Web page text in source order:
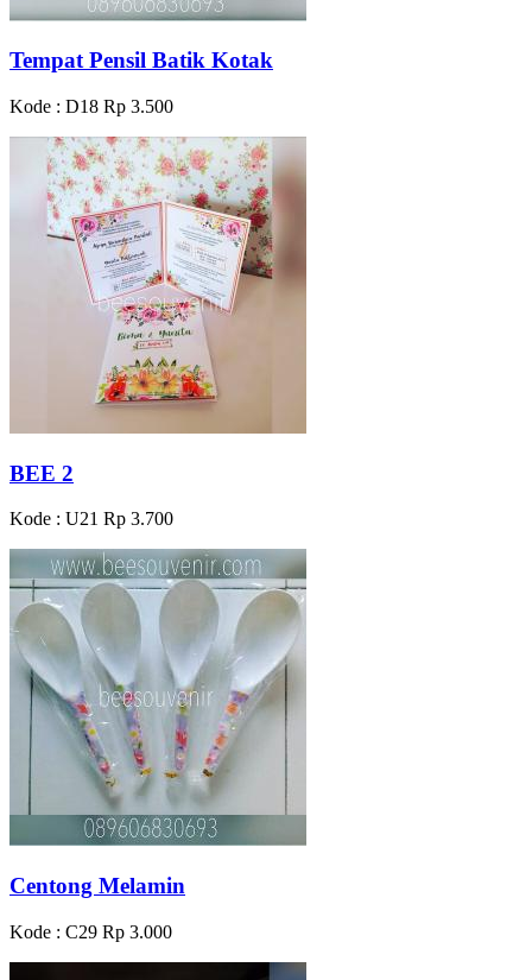
Tempat Pensil Batik Kotak
Kode : D18 Rp 3.500
BEE 2
Kode : U21 Rp 3.700
Centong Melamin
Kode : C29 Rp 3.000